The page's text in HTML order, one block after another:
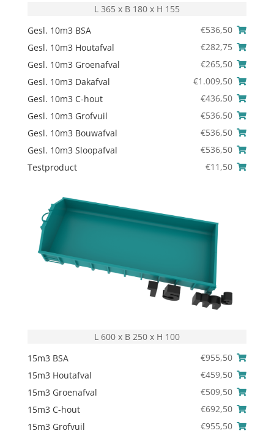
L 365 x B 180 x H 155
Gesl. 10m3 BSA
€536,50
Gesl. 10m3 Houtafval
€282,75
Gesl. 10m3 Groenafval
€265,50
Gesl. 10m3 Dakafval
€1.009,50
Gesl. 10m3 C-hout
€436,50
Gesl. 10m3 Grofvuil
€536,50
Gesl. 10m3 Bouwafval
€536,50
Gesl. 10m3 Sloopafval
€536,50
Testproduct
€11,50
L 600 x B 250 x H 100
15m3 BSA
€955,50
15m3 Houtafval
€459,50
15m3 Groenafval
€509,50
15m3 C-hout
€692,50
15m3 Grofvuil
€955,50